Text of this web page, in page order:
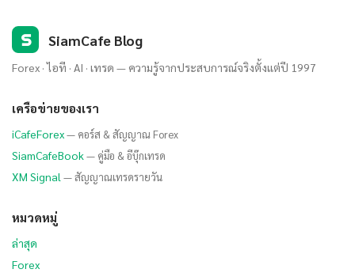
S SiamCafe Blog
Forex · ไอที · AI · เทรด — ความรู้จากประสบการณ์จริงตั้งแต่ปี 1997
เครือข่ายของเรา
iCafeForex— คอร์ส & สัญญาณ Forex
SiamCafeBook— คู่มือ & อีบุ๊กเทรด
XM Signal — สัญญาณเทรดรายวัน
หมวดหมู่
ล่าสุด
Forex